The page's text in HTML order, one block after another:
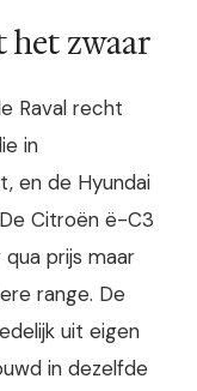
zwaar
Raval recht
in
en de Hyundai
Citroën ë-C3
prijs maar
range. De
uit eigen
in dezelfde